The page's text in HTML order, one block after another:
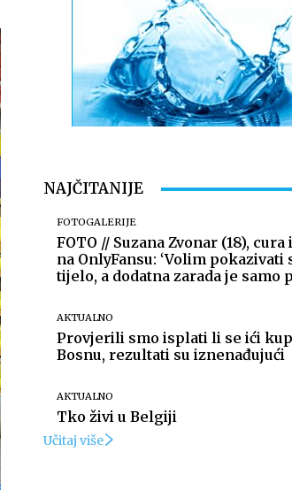
NAJČITANIJE
FOTOGALERIJE
FOTO // Suzana Zvonar (18), cura
na OnlyFansu: ‘Volim pokazivati
tijelo, a dodatna zarada je samo
AKTUALNO
Provjerili smo isplati li se ići
Bosnu, rezultati su iznenađujući
AKTUALNO
Tko živi u Belgiji
Učitaj više